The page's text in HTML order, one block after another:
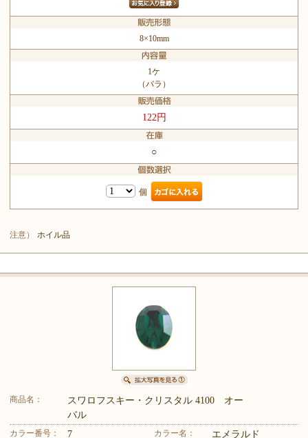
8×10mm
1ケ
（バラ）
122円
○
個
注意） ホイル品
商品名：
スワロフスキー・クリスタル 4100 オー
バル
カラー番号： 7 カラー名： エメラルド